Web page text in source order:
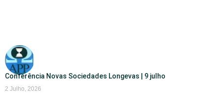
Conferência Novas Sociedades Longevas | 9 julho
2 Julho, 2026